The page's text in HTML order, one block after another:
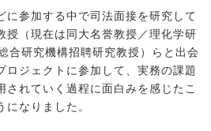
に参加する中で司法面接を研究して
授（現在は同大名誉教授／理化学研
合研究機構招聘研究教授）らと出会
ロジェクトに参加して、実務の課題
されていく過程に面白みを感じたこ
なりました。